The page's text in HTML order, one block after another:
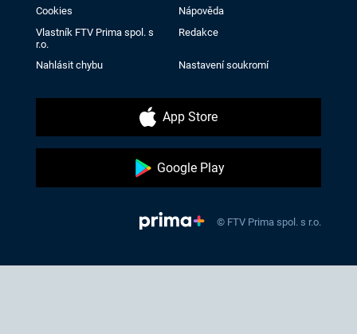
Cookies
Nápověda
Vlastník FTV Prima spol. s
r.o.
Redakce
Nahlásit chybu Nastavení soukromí
App Store
Google Play
© FTV Prima spol. s r.o.